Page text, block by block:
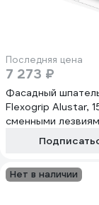
Последняя цена
7 273 ₽
Фасадный
Flexogrip Alustar,
сменными
Нет в наличии